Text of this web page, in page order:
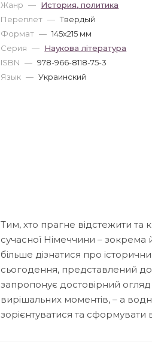
Жанр — История, политика
Переплет — Твердый
Формат — 145x215 мм
Серия — Наукова література
ISBN — 978-966-8118-75-3
Язык — Украинский
Тим, хто прагне відстежити та
сучасної Німеччини – зокрема
більше дізнатися про
сьогодення, представлений
запропонує достовірний
вирішальних моментів, – а
зорієнтуватися та